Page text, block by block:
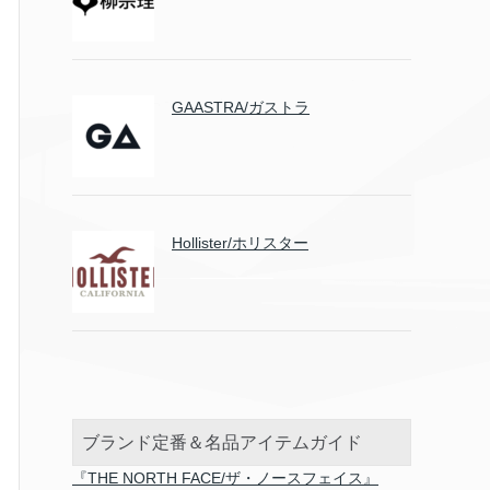
GAASTRA/ガストラ
Hollister/ホリスター
ブランド定番＆名品アイテムガイド
『THE NORTH FACE/ザ・ノースフェイス』